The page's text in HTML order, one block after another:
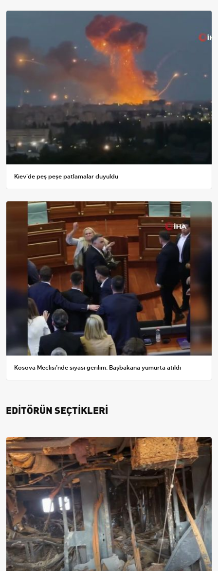
Kiev'de peş peşe patlamalar duyuldu
Kosova Meclisi’nde siyasi gerilim: Başbakana yumurta atıldı
EDİTÖRÜN SEÇTİKLERİ